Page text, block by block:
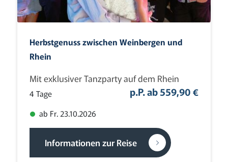
Herbstgenuss zwischen Weinbergen und
Rhein
Mit exklusiver Tanzparty auf dem Rhein
4 Tage
ab Fr. 23.10.2026
p.P. ab 559,90 €
Informationen zur Reise